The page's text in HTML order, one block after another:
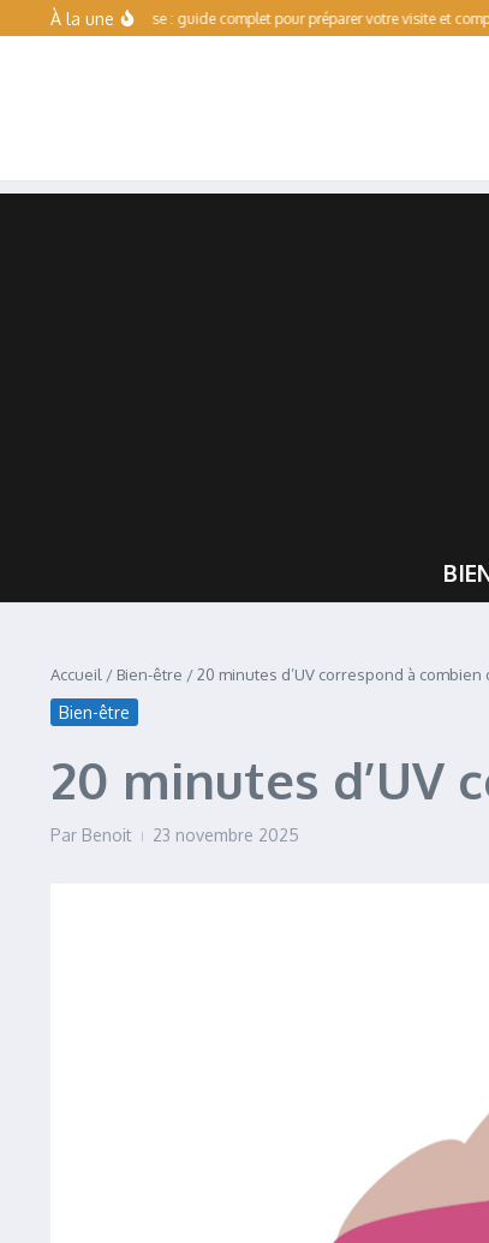
Aller au contenu
À la une
Toulouse : guide complet pour préparer votre visite et comprendre
Accueil / Bien-être /20 minutes d’UV correspond à
Bien-être
20 minutes d’UV
Par Benoit 23 novembre 2025